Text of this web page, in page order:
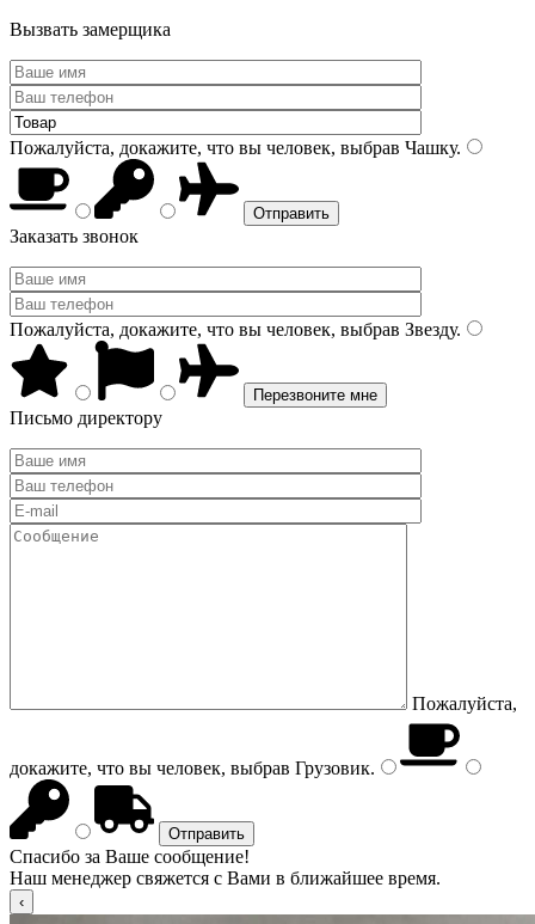
Вызвать замерщика
Пожалуйста, докажите, что вы человек, выбрав Чашку.
Заказать звонок
Пожалуйста, докажите, что вы человек, выбрав Звезду.
Письмо директору
Пожалуйста,
докажите, что вы человек, выбрав Грузовик.
Спасибо за Ваше сообщение!
Наш менеджер свяжется с Вами в ближайшее время.